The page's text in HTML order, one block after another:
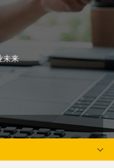
未来